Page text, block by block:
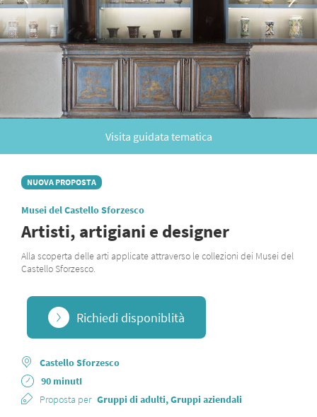
Visita guidata tematica
NUOVA PROPOSTA
Musei del Castello Sforzesco
Artisti, artigiani e designer
Alla scoperta delle arti applicate attraverso le collezioni dei Musei del
Castello Sforzesco.
Richiedi disponiblità
Castello Sforzesco
90 minutI
Proposta per Gruppi di adulti, Gruppi aziendali